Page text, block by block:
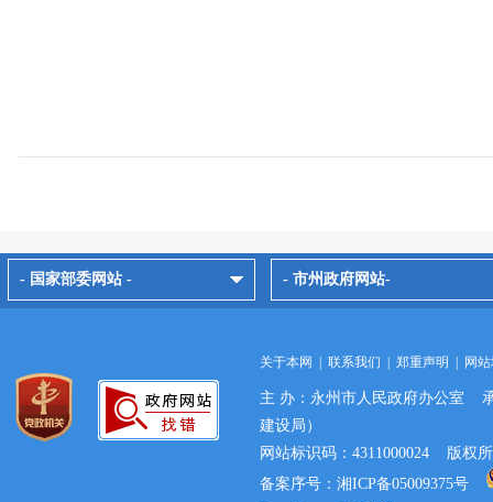
- 国家部委网站 - - 市州政府网站-
关于本网 联系我们 郑重声明 网
主 办：永州市人民政府办公室
建设局）
网站标识码：4311000024 版权
备案序号：湘ICP备05009375号